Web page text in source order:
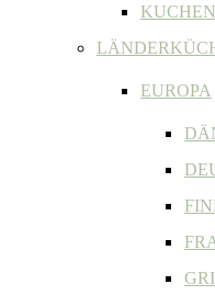
EUROPA